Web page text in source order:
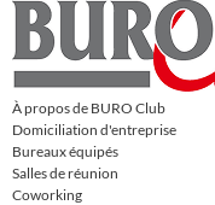
À propos de BURO Club
Domiciliation d'entreprise
Bureaux équipés
Salles de réunion
Coworking